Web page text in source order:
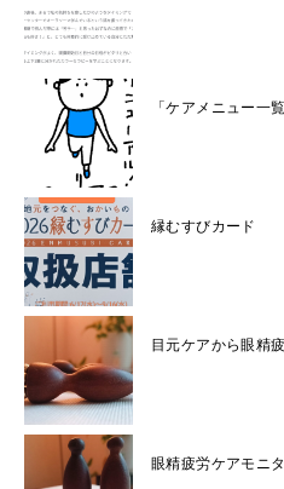
「ケアメニュー一
縁むすびカード
目元ケアから眼精
眼精疲労ケアモニ